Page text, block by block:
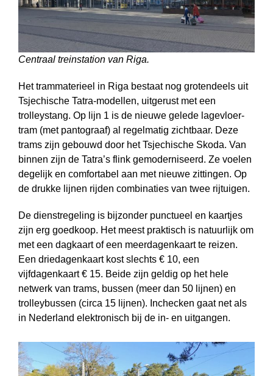
Centraal treinstation van Riga.
Het trammaterieel in Riga bestaat nog grotendeels uit
Tsjechische Tatra-modellen, uitgerust met een
trolleystang. Op lijn 1 is de nieuwe gelede lagevloer­
tram (met pantograaf) al regelmatig zichtbaar. Deze
trams zijn gebouwd door het Tsjechische Skoda. Van
binnen zijn de Tatra’s flink gemoderniseerd. Ze voelen
degelijk en comfortabel aan met nieuwe zittingen. Op
de drukke lijnen rijden combinaties van twee rijtuigen.
De dienstregeling is bijzonder punctueel en kaartjes
zijn erg goedkoop. Het meest praktisch is natuurlijk om
met een dagkaart of een meerdagenkaart te reizen.
Een driedagenkaart kost slechts € 10, een
vijfdagenkaart € 15. Beide zijn geldig op het hele
netwerk van trams, bussen (meer dan 50 lijnen) en
trolleybussen (circa 15 lijnen). Inchecken gaat net als
in Nederland elektronisch bij de in- en uit­gangen.